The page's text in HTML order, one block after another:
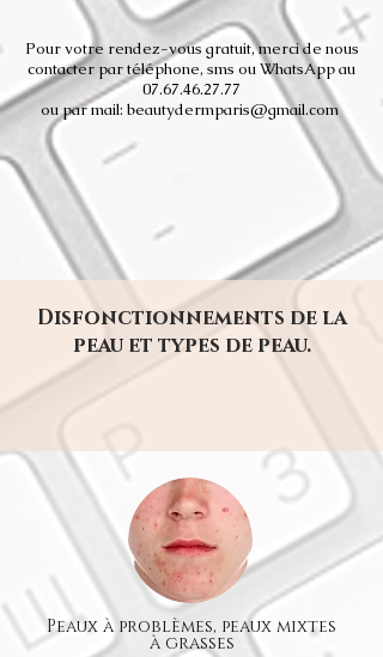
Pour votre rendez-vous gratuit, merci de nous
contacter par téléphone, sms ou WhatsApp au
07.67.46.27.77
ou par mail: beautydermparis@gmail.com
Disfonctionnements de la
peau et types de peau.
Peaux à problèmes, peaux mixtes
à grasses